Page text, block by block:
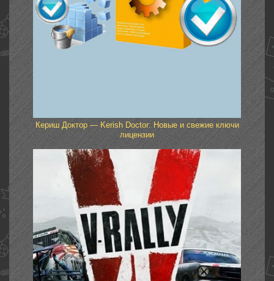
Кериш Доктор — Kerish Doctor: Новые и свежие ключи
лицензии